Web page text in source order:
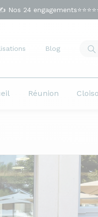
Nos 24 engagements
Blog
Réunion